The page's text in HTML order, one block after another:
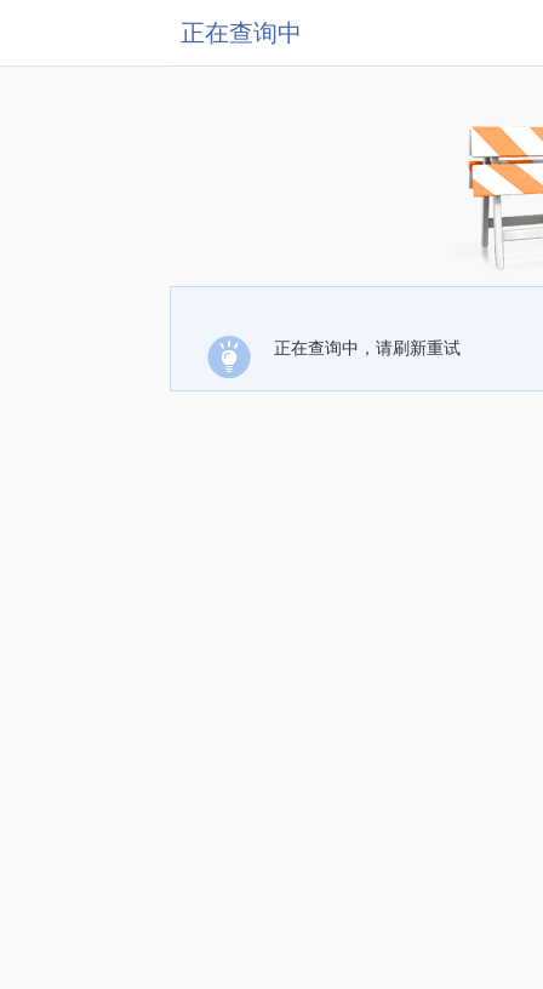
正在查询中
正在查询中，请刷新重试